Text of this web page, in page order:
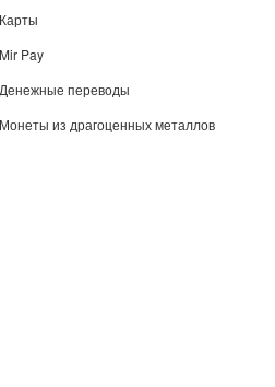
Карты
Mir Pay
Денежные переводы
Монеты из драгоценных металлов